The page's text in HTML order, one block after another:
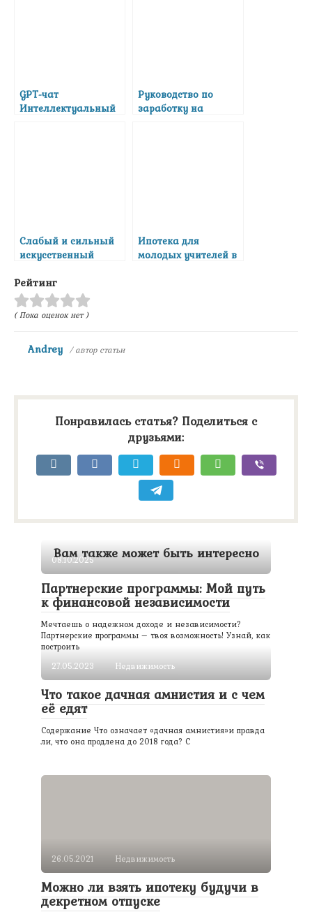
GPT-чат
Интеллектуальный
Руководство по
заработку на
Слабый и сильный
искусственный
Ипотека для
молодых учителей в
Рейтинг
( Пока оценок нет )
Andrey / автор статьи
Понравилась статья? Поделиться с
друзьями:
Вам также может быть интересно
08.10.2025
Партнерские программы: Мой путь
к финансовой независимости
Мечтаешь о надежном доходе и независимости?
Партнерские программы – твоя возможность! Узнай, как
построить
27.05.2023
Недвижимость
Что такое дачная амнистия и с чем
её едят
Содержание Что означает «дачная амнистия»и правда
ли, что она продлена до 2018 года? С
26.05.2021 Недвижимость
Можно ли взять ипотеку будучи в
декретном отпуске